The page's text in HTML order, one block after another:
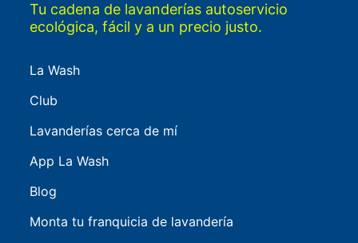
Tu cadena de lavanderías autoservicio
ecológica, fácil y a un precio justo.
La Wash
Club
Lavanderías cerca de mí
App La Wash
Blog
Monta tu franquicia de lavandería